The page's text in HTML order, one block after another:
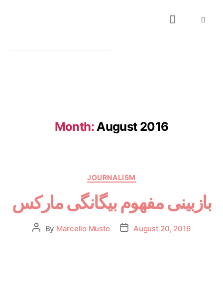
Month:August 2016
JOURNALISM
بازبینی مفهوم بیگانگی مارکس
By Marcello Musto August 20, 2016